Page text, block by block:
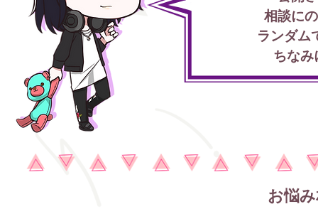
相談に
ランダム
ちなみ
お悩